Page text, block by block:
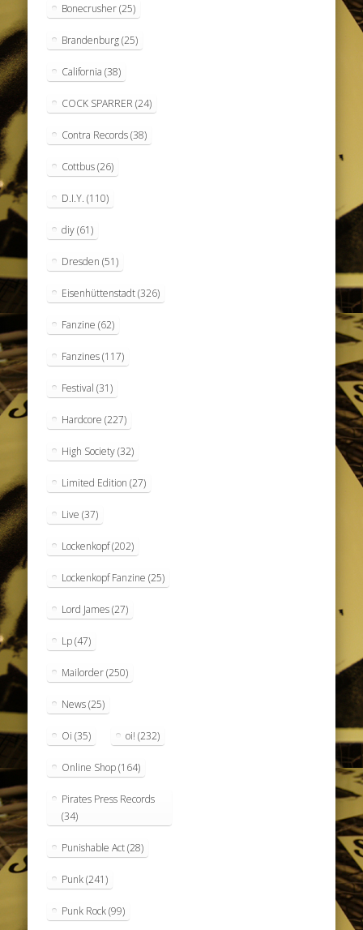
Bonecrusher(25)
Brandenburg(25)
California (38)
COCK SPARRER (24)
Contra Records(38)
Cottbus(26)
D.I.Y. (110)
diy(61)
Dresden (51)
Eisenhüttenstadt(326)
Fanzine (62)
Fanzines(117)
Festival (31)
Hardcore (227)
High Society(32)
Limited Edition (27)
Live (37)
Lockenkopf(202)
Lockenkopf Fanzine (25)
Lord James(27)
Lp(47)
Mailorder(250)
News(25)
Oi (35) oi! (232)
Online Shop(164)
Pirates Press Records
(34)
Punishable Act(28)
Punk(241)
Punk Rock(99)